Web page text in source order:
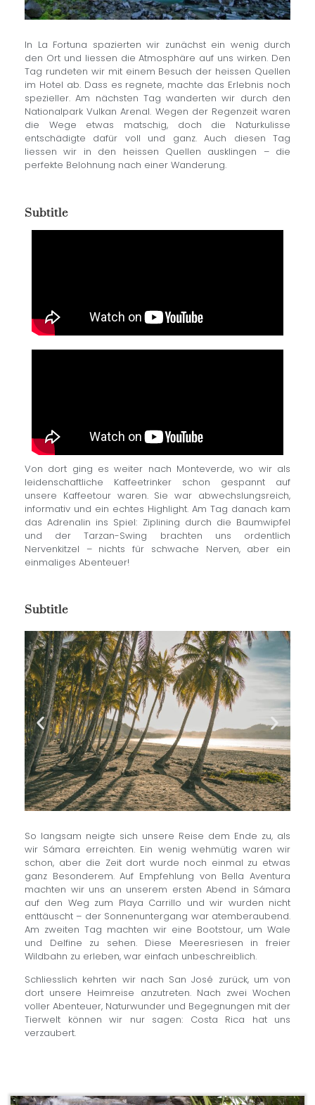
In La Fortuna spazierten wir zunächst ein wenig durch
den Ort und liessen die Atmosphäre auf uns wirken. Den
Tag rundeten wir mit einem Besuch der heissen Quellen
im Hotel ab. Dass es regnete, machte das Erlebnis noch
spezieller. Am nächsten Tag wanderten wir durch den
Nationalpark Vulkan Arenal. Wegen der Regenzeit waren
die Wege etwas matschig, doch die Naturkulisse
entschädigte dafür voll und ganz. Auch diesen Tag
liessen wir in den heissen Quellen ausklingen – die
perfekte Belohnung nach einer Wanderung.
Subtitle
Von dort ging es weiter nach Monteverde, wo wir als
leidenschaftliche Kaffeetrinker schon gespannt auf
unsere Kaffeetour waren. Sie war abwechslungsreich,
informativ und ein echtes Highlight. Am Tag danach kam
das Adrenalin ins Spiel: Ziplining durch die Baumwipfel
und der Tarzan-Swing brachten uns ordentlich
Nervenkitzel – nichts für schwache Nerven, aber ein
einmaliges Abenteuer!
Subtitle
So langsam neigte sich unsere Reise dem Ende zu, als
wir Sámara erreichten. Ein wenig wehmütig waren wir
schon, aber die Zeit dort wurde noch einmal zu etwas
ganz Besonderem. Auf Empfehlung von Bella Aventura
machten wir uns an unserem ersten Abend in Sámara
auf den Weg zum Playa Carrillo und wir wurden nicht
enttäuscht – der Sonnenuntergang war atemberaubend.
Am zweiten Tag machten wir eine Bootstour, um Wale
und Delfine zu sehen. Diese Meeresriesen in freier
Wildbahn zu erleben, war einfach unbeschreiblich.
Schliesslich kehrten wir nach San José zurück, um von
dort unsere Heimreise anzutreten. Nach zwei Wochen
voller Abenteuer, Naturwunder und Begegnungen mit der
Tierwelt können wir nur sagen: Costa Rica hat uns
verzaubert.